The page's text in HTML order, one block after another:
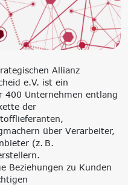
&
KPI &
Allianz
e.V. ist ein
400 Unternehmen entlang
der
über Verarbeiter,
(z. B.
Beziehungen zu Kunden